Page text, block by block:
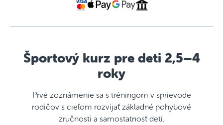
Športový kurz pre deti 2,5–4
roky
Prvé zoznámenie sa s tréningom v sprievode
rodičov s cieľom rozvíjať základné pohybové
zručnosti a samostatnosť detí.